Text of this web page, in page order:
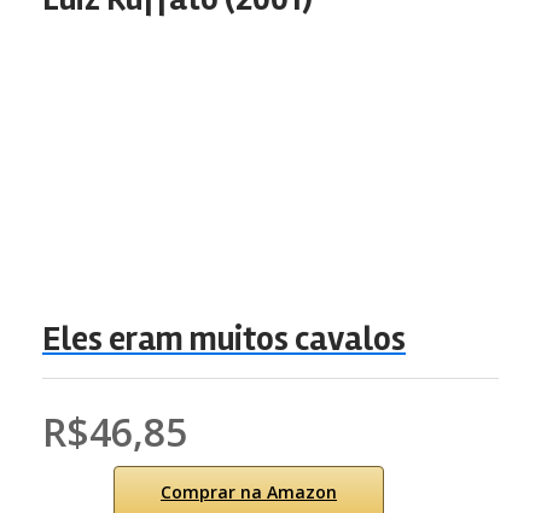
Eles eram muitos cavalos
R$46,85
Comprar na Amazon